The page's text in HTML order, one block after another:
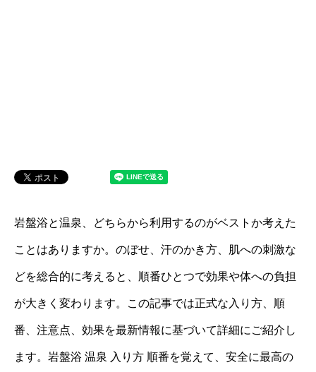
岩盤浴と温泉、どちらから利用するのがベストか考えた
ことはありますか。のぼせ、汗のかき方、肌への刺激な
どを総合的に考えると、順番ひとつで効果や体への負担
が大きく変わります。この記事では正式な入り方、順
番、注意点、効果を最新情報に基づいて詳細にご紹介し
ます。岩盤浴 温泉 入り方 順番を覚えて、安全に最高の